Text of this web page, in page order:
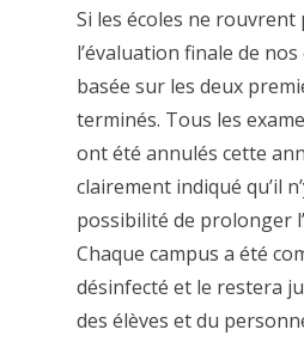
Si les écoles ne rouvrent
l’évaluation finale de nos
basée sur les deux
terminés. Tous les
ont été annulés cette
clairement indiqué qu’il
possibilité de prolonger
Chaque campus a été
désinfecté et le restera
des élèves et du